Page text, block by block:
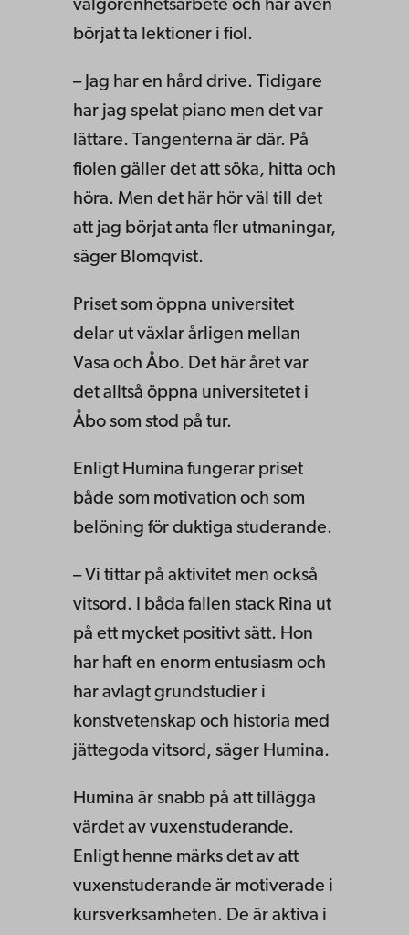
välgörenhetsarbete och har även
börjat ta lektioner i fiol.
– Jag har en hård drive. Tidigare
har jag spelat piano men det var
lättare. Tangenterna är där. På
fiolen gäller det att söka, hitta och
höra. Men det här hör väl till det
att jag börjat anta fler utmaningar,
säger Blomqvist.
Priset som öppna universitet
delar ut växlar årligen mellan
Vasa och Åbo. Det här året var
det alltså öppna universitetet i
Åbo som stod på tur.
Enligt Humina fungerar priset
både som motivation och som
belöning för duktiga studerande.
– Vi tittar på aktivitet men också
vitsord. I båda fallen stack Rina ut
på ett mycket positivt sätt. Hon
har haft en enorm entusiasm och
har avlagt grundstudier i
konstvetenskap och historia med
jättegoda vitsord, säger Humina.
Humina är snabb på att tillägga
värdet av vuxenstuderande.
Enligt henne märks det av att
vuxenstuderande är motiverade i
kursverksamheten. De är aktiva i